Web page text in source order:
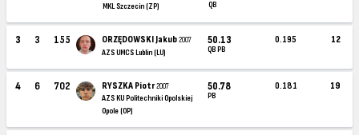
MKL Szczecin (ZP)
QB
3 3 155 ORZĘDOWSKI Jakub2007
AZS UMCS Lublin (LU)
50.13
QB PB
0.195 12
4 6 702 RYSZKA Piotr2007
AZS KU Politechniki Opolskiej
Opole (OP)
50.78
PB
0.181 19